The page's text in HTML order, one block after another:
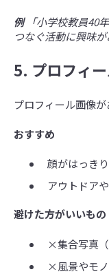
例「小学校教員40
つなぐ活動に興味が
5. プロフィ
プロフィール画像
おすすめ
顔がはっき
アウトドア
避けた方がいいもの
×集合写真（
×風景やモノ